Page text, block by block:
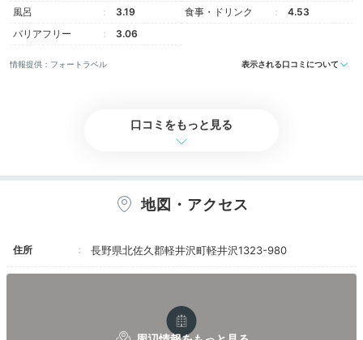
きスイートなど、特別感のある客室も揃っています。
私達は「デラックスルーム」に宿泊。2泊同室にしてい
ただいたので、荷物をまとめたりすることなく快適に過
Freetime
16:00
約7分
洋館や老舗店にわくわく
旧軽井沢銀座を散策
風呂
3.19 食事・ドリンク
4.53
バリアフリー
3.06
情報提供：フォートラベル 表示される口コミについて
口コミをもっと見る
地図・アクセス
住所 長野県北佐久郡軽井沢町軽井沢1323-980